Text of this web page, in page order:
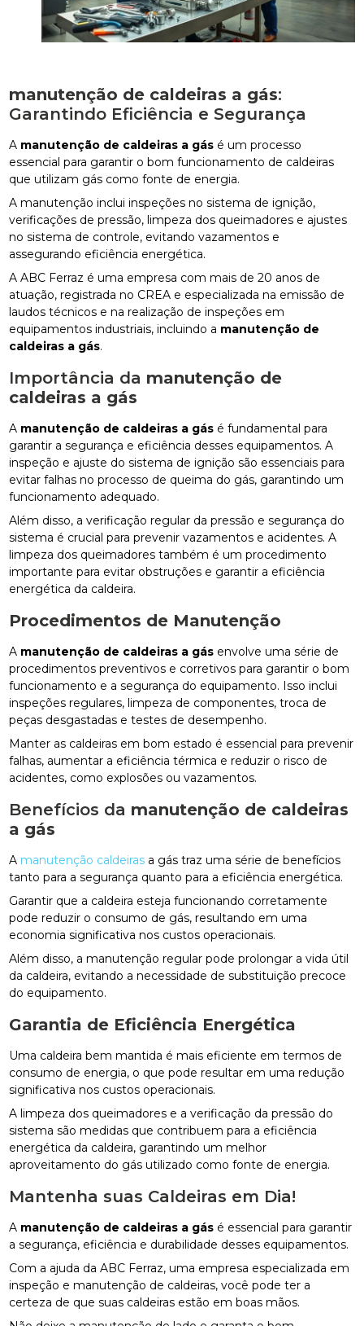
manutenção de caldeiras a gás:
Garantindo Eficiência e Segurança
A manutenção de caldeiras a gás é um processo
essencial para garantir o bom funcionamento de caldeiras
que utilizam gás como fonte de energia.
A manutenção inclui inspeções no sistema de ignição,
verificações de pressão, limpeza dos queimadores e ajustes
no sistema de controle, evitando vazamentos e
assegurando eficiência energética.
A ABC Ferraz é uma empresa com mais de 20 anos de
atuação, registrada no CREA e especializada na emissão de
laudos técnicos e na realização de inspeções em
equipamentos industriais, incluindo a manutenção de
caldeiras a gás.
Importância da manutenção de
caldeiras a gás
A manutenção de caldeiras a gás é fundamental para
garantir a segurança e eficiência desses equipamentos. A
inspeção e ajuste do sistema de ignição são essenciais para
evitar falhas no processo de queima do gás, garantindo um
funcionamento adequado.
Além disso, a verificação regular da pressão e segurança do
sistema é crucial para prevenir vazamentos e acidentes. A
limpeza dos queimadores também é um procedimento
importante para evitar obstruções e garantir a eficiência
energética da caldeira.
Procedimentos de Manutenção
A manutenção de caldeiras a gás envolve uma série de
procedimentos preventivos e corretivos para garantir o bom
funcionamento e a segurança do equipamento. Isso inclui
inspeções regulares, limpeza de componentes, troca de
peças desgastadas e testes de desempenho.
Manter as caldeiras em bom estado é essencial para prevenir
falhas, aumentar a eficiência térmica e reduzir o risco de
acidentes, como explosões ou vazamentos.
Benefícios da manutenção de caldeiras
a gás
A manutenção caldeiras a gás traz uma série de benefícios
tanto para a segurança quanto para a eficiência energética.
Garantir que a caldeira esteja funcionando corretamente
pode reduzir o consumo de gás, resultando em uma
economia significativa nos custos operacionais.
Além disso, a manutenção regular pode prolongar a vida útil
da caldeira, evitando a necessidade de substituição precoce
do equipamento.
Garantia de Eficiência Energética
Uma caldeira bem mantida é mais eficiente em termos de
consumo de energia, o que pode resultar em uma redução
significativa nos custos operacionais.
A limpeza dos queimadores e a verificação da pressão do
sistema são medidas que contribuem para a eficiência
energética da caldeira, garantindo um melhor
aproveitamento do gás utilizado como fonte de energia.
Mantenha suas Caldeiras em Dia!
A manutenção de caldeiras a gás é essencial para garantir
a segurança, eficiência e durabilidade desses equipamentos.
Com a ajuda da ABC Ferraz, uma empresa especializada em
inspeção e manutenção de caldeiras, você pode ter a
certeza de que suas caldeiras estão em boas mãos.